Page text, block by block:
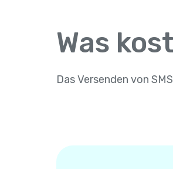
Was
Das Versenden von